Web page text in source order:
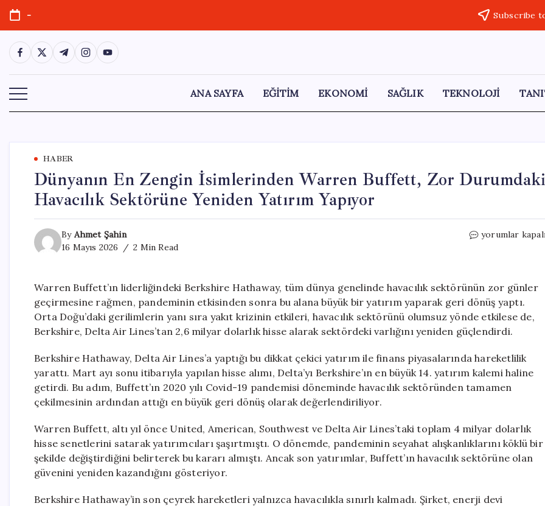
Skip
content
- Subscribe
https://www.facebook.com/
https://twitter.com/
https://t.me/
https://www.instagram.com/
https://youtube.com/
ANA SAYFA EĞİTİM EKONOMİ SAĞLIK TEKNOLOJİ
HABER
Dünyanın En Zengin İsimlerinden Warren Buffett, Zor Durumdaki
Havacılık Sektörüne Yeniden Yatırım Yapıyor
By Ahmet Şahin
16 Mayıs 2026
2 Min Read
Dünyanın
Warren
Buffett,
Zor
Durumdaki
Havacılık
Yeniden
Yatırım
Yapıyor
yorumlar
Warren Buffett’ın liderliğindeki Berkshire Hathaway, tüm dünya genelinde havacılık sektörünün zor günler
geçirmesine rağmen, pandeminin etkisinden sonra bu alana büyük bir yatırım yaparak geri dönüş yaptı.
Orta Doğu’daki gerilimlerin yanı sıra yakıt krizinin etkileri, havacılık sektörünü olumsuz yönde etkilese de,
Berkshire, Delta Air Lines’tan 2,6 milyar dolarlık hisse alarak sektördeki varlığını yeniden güçlendirdi.
Berkshire Hathaway, Delta Air Lines’a yaptığı bu dikkat çekici yatırım ile finans piyasalarında hareketlilik
yarattı. Mart ayı sonu itibarıyla yapılan hisse alımı, Delta’yı Berkshire’ın en büyük 14. yatırım kalemi haline
getirdi. Bu adım, Buffett’ın 2020 yılı Covid-19 pandemisi döneminde havacılık sektöründen tamamen
çekilmesinin ardından attığı en büyük geri dönüş olarak değerlendiriliyor.
Warren Buffett, altı yıl önce United, American, Southwest ve Delta Air Lines’taki toplam 4 milyar dolarlık
hisse senetlerini satarak yatırımcıları şaşırtmıştı. O dönemde, pandeminin seyahat alışkanlıklarını köklü bir
şekilde değiştirdiğini belirterek bu kararı almıştı. Ancak son yatırımlar, Buffett’ın havacılık sektörüne olan
güvenini yeniden kazandığını gösteriyor.
Berkshire Hathaway’in son çeyrek hareketleri yalnızca havacılıkla sınırlı kalmadı. Şirket, enerji devi